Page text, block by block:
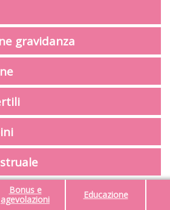
Bonus e
agevolazioni
Educazione
gravidanza
allo standard HONcode per